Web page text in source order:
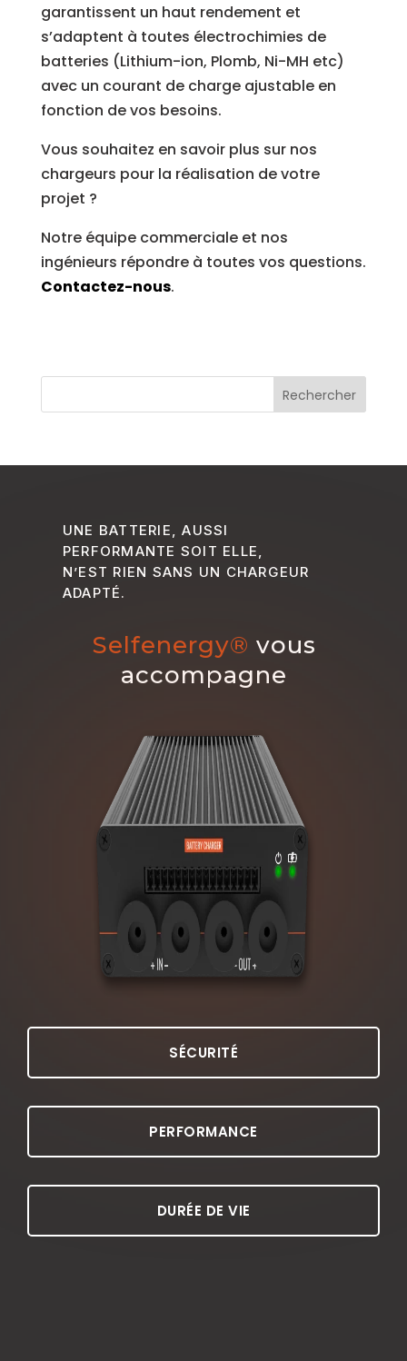
garantissent un haut rendement et
s’adaptent à toutes électrochimies de
batteries (Lithium-ion, Plomb, Ni-MH etc)
avec un courant de charge ajustable en
fonction de vos besoins.
Vous souhaitez en savoir plus sur nos
chargeurs pour la réalisation de votre
projet ?
Notre équipe commerciale et nos
ingénieurs répondre à toutes vos questions.
Contactez-nous.
UNE BATTERIE, AUSSI
PERFORMANTE SOIT ELLE,
N’EST RIEN SANS UN CHARGEUR
ADAPTÉ.
Selfenergy® vous
accompagne
SÉCURITÉ
PERFORMANCE
DURÉE DE VIE